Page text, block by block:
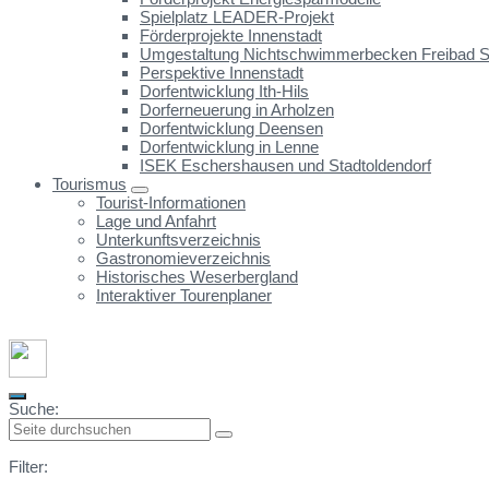
Spielplatz LEADER-Projekt
Förderprojekte Innenstadt
Umgestaltung Nichtschwimmerbecken Freibad
Perspektive Innenstadt
Dorfentwicklung Ith-Hils
Dorferneuerung in Arholzen
Dorfentwicklung Deensen
Dorfentwicklung in Lenne
ISEK Eschershausen und Stadtoldendorf
Tourismus
Tourist-Informationen
Lage und Anfahrt
Unterkunftsverzeichnis
Gastronomieverzeichnis
Historisches Weserbergland
Interaktiver Tourenplaner
Suche:
Filter: